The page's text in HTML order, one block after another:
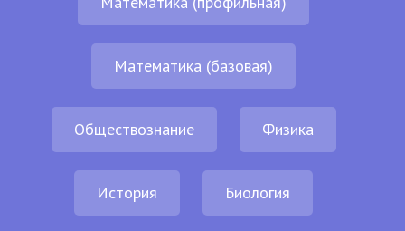
Математика (базовая)
Обществознание Физика
История Биология